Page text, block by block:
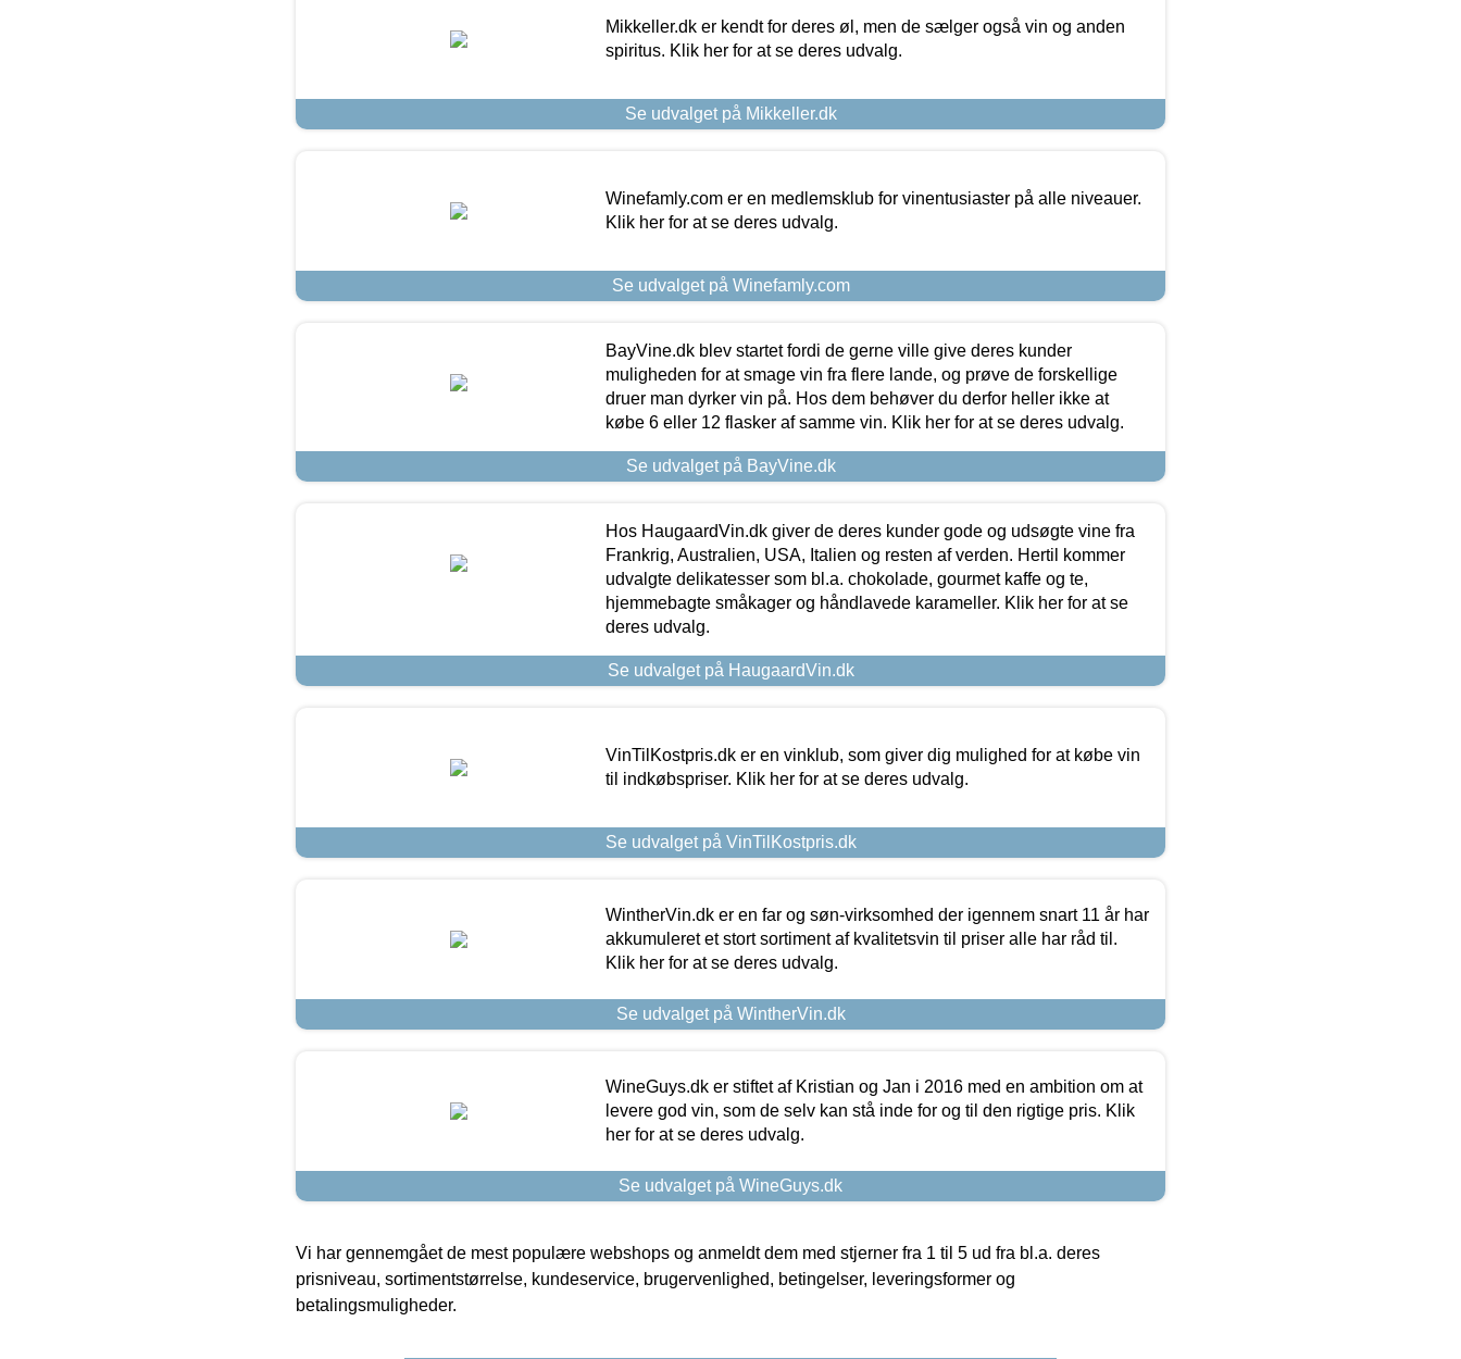
Mikkeller.dk er kendt for deres øl, men de sælger også vin og anden
spiritus. Klik her for at se deres udvalg.
Se udvalget på Mikkeller.dk
Winefamly.com er en medlemsklub for vinentusiaster på alle niveauer.
Klik her for at se deres udvalg.
Se udvalget på Winefamly.com
BayVine.dk blev startet fordi de gerne ville give deres kunder
muligheden for at smage vin fra flere lande, og prøve de forskellige
druer man dyrker vin på. Hos dem behøver du derfor heller ikke at
købe 6 eller 12 flasker af samme vin. Klik her for at se deres udvalg.
Se udvalget på BayVine.dk
Hos HaugaardVin.dk giver de deres kunder gode og udsøgte vine fra
Frankrig, Australien, USA, Italien og resten af verden. Hertil kommer
udvalgte delikatesser som bl.a. chokolade, gourmet kaffe og te,
hjemmebagte småkager og håndlavede karameller. Klik her for at se
deres udvalg.
Se udvalget på HaugaardVin.dk
VinTilKostpris.dk er en vinklub, som giver dig mulighed for at købe vin
til indkøbspriser. Klik her for at se deres udvalg.
Se udvalget på VinTilKostpris.dk
WintherVin.dk er en far og søn-virksomhed der igennem snart 11 år har
akkumuleret et stort sortiment af kvalitetsvin til priser alle har råd til.
Klik her for at se deres udvalg.
Se udvalget på WintherVin.dk
WineGuys.dk er stiftet af Kristian og Jan i 2016 med en ambition om at
levere god vin, som de selv kan stå inde for og til den rigtige pris. Klik
her for at se deres udvalg.
Se udvalget på WineGuys.dk
Vi har gennemgået de mest populære webshops og anmeldt dem med stjerner fra 1 til 5 ud fra bl.a. deres
prisniveau, sortimentstørrelse, kundeservice, brugervenlighed, betingelser, leveringsformer og
betalingsmuligheder.